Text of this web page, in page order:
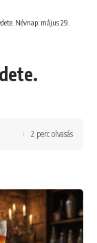
Névnap: május 29.
2 perc olvasás